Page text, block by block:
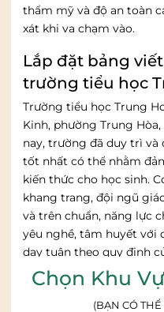
thẩm mỹ và độ an toàn
xát khi va chạm vào.
Lắp đặt bảng
trường tiểu học
Trường tiểu học Trung
Kinh, phường Trung Hòa,
nay, trường đã duy trì
tốt nhất có thể nhằm
kiến thức cho học sinh.
khang trang, đội ngũ
và trên chuẩn, năng lực
yêu nghề, tâm huyết với
dạy tuân theo quy định
Lắp đặt bảng viết phấn
Chọn Khu
(BẠN CÓ